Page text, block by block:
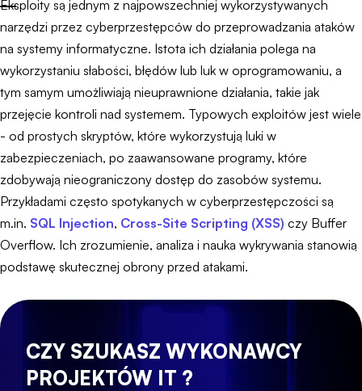
Eksploity są jednym z najpowszechniej wykorzystywanych
narzędzi przez cyberprzestępców do przeprowadzania ataków
na systemy informatyczne. Istota ich działania polega na
wykorzystaniu słabości, błędów lub luk w oprogramowaniu, a
tym samym umożliwiają nieuprawnione działania, takie jak
przejęcie kontroli nad systemem. Typowych exploitów jest wiele
- od prostych skryptów, które wykorzystują luki w
zabezpieczeniach, po zaawansowane programy, które
zdobywają nieograniczony dostęp do zasobów systemu.
Przykładami często spotykanych w cyberprzestępczości są
m.in. SQL Injection, Cross-Site Scripting (XSS) czy Buffer
Overflow. Ich zrozumienie, analiza i nauka wykrywania stanowią
podstawę skutecznej obrony przed atakami.
CZY SZUKASZ WYKONAWCY
PROJEKTÓW IT ?